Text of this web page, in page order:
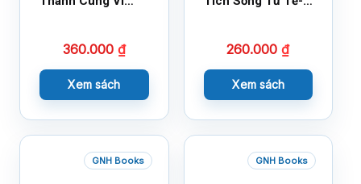
360.000 ₫
Xem sách
260.000₫
Xem sách
GNH Books GNH Books